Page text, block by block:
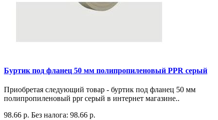
Буртик под фланец 50 мм полипропиленовый PPR серый
Приобретая следующий товар - буртик под фланец 50 мм
полипропиленовый ppr серый в интернет магазине..
98.66 р. Без налога: 98.66 р.